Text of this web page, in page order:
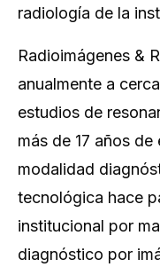
radiología de la
Radioimágenes &
anualmente a
estudios de
más de 17 años
modalidad
tecnológica hace
institucional por
diagnóstico por